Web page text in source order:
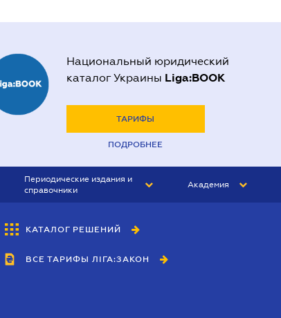
Национальный юридический
каталог Украины Liga:BOOK
ТАРИФЫ
ПОДРОБНЕЕ
Периодические издания и
справочники
БУХГАЛТЕР&ЗАКОН
ВЕСТНИК МСФО
Академия
КАТАЛОГ РЕШЕНИЙ
ВСЕ ТАРИФЫ ЛІГА:ЗАКОН